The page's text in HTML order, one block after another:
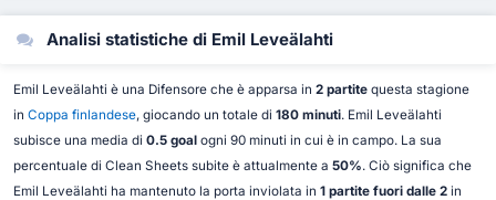
Analisi statistiche di Emil Leveälahti
Emil Leveälahti è una Difensore che è apparsa in 2 partitequesta stagione
in Coppa finlandese, giocando un totale di 180 minuti. Emil Leveälahti
subisce una media di 0.5 goalogni 90 minuti in cui è in campo. La sua
percentuale di Clean Sheets subite è attualmente a 50%. Ciò significa che
Emil Leveälahti ha mantenuto la porta inviolata in 1 partite fuori dalle 2in